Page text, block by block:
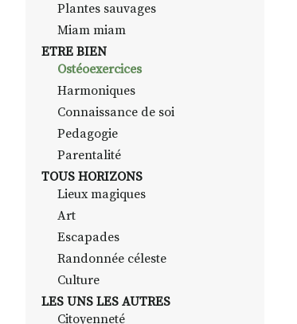
Plantes sauvages
Miam miam
ETRE BIEN
Ostéoexercices
Harmoniques
Connaissance de soi
Pedagogie
Parentalité
TOUS HORIZONS
Lieux magiques
Art
Escapades
Randonnée céleste
Culture
LES UNS LES AUTRES
Citoyenneté